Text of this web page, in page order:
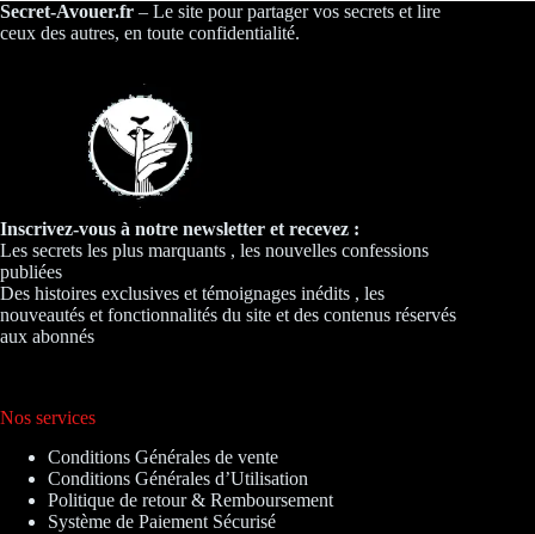
Secret-Avouer.fr – Le site pour partager vos secrets et lire
ceux des autres, en toute confidentialité.
Inscrivez-vous à notre newsletter et recevez :
Les secrets les plus marquants , les nouvelles confessions
publiées
Des histoires exclusives et témoignages inédits , les
nouveautés et fonctionnalités du site et des contenus réservés
aux abonnés
Nos services
Conditions Générales de vente
Conditions Générales d’Utilisation
Politique de retour & Remboursement
Système de Paiement Sécurisé